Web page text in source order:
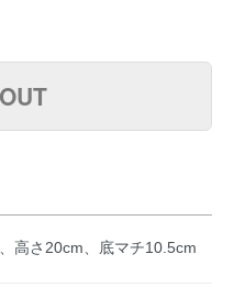
高さ20cm、底マチ10.5cm